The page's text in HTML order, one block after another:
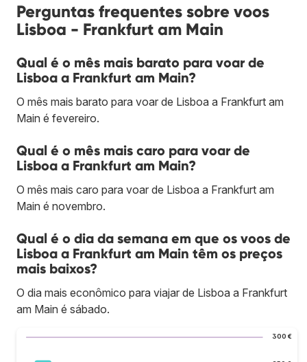
Perguntas frequentes sobre voos
Lisboa - Frankfurt am Main
Qual é o mês mais barato para voar de
Lisboa a Frankfurt am Main?
O mês mais barato para voar de Lisboa a Frankfurt am
Main é fevereiro.
Qual é o mês mais caro para voar de
Lisboa a Frankfurt am Main?
O mês mais caro para voar de Lisboa a Frankfurt am
Main é novembro.
Qual é o dia da semana em que os voos de
Lisboa a Frankfurt am Main têm os preços
mais baixos?
O dia mais econômico para viajar de Lisboa a Frankfurt
am Main é sábado.
300 €